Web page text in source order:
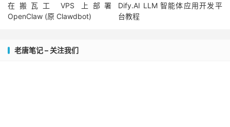
在搬瓦工 VPS 上部署
OpenClaw (原 Clawdbot)
Dify.AI LLM 智能体应用开发平
台教程
老唐笔记 – 关注我们